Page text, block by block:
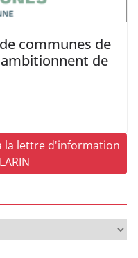
communes de
de
la lettre d'information